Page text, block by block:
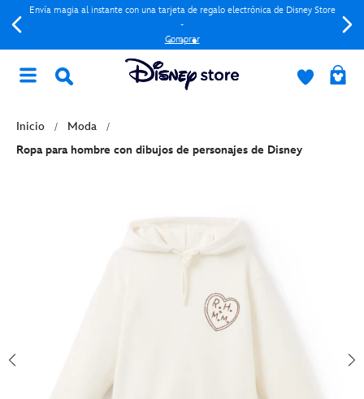
Envía magia al instante con una tarjeta de regalo electrónica de Disney Store
-
Comprar
Inicio
Moda
Ropa para hombre con dibujos de personajes de Disney